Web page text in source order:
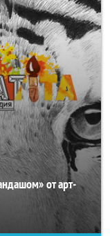
от арт-